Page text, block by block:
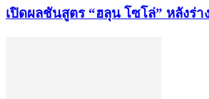
เปิดผลชันสูตร “ฮลุน โซโล่” หลังร่